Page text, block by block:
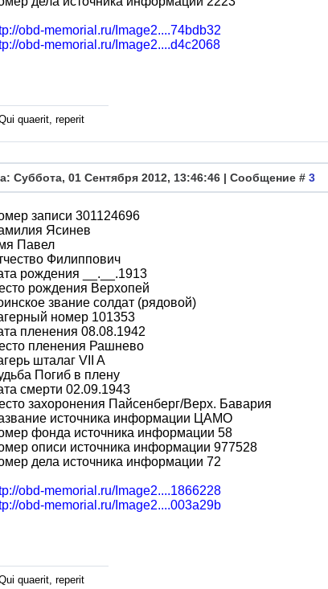
obd-memorial.ru/Image2....74bdb32
obd-memorial.ru/Image2....d4c2068
quaerit, reperit
Суббота, 01 Сентября 2012, 13:46:46 | Сообщение # 3
записи 301124696
Ясинев
Павел
Филиппович
рождения __.__.1913
рождения Верхопей
звание солдат (рядовой)
номер 101353
пленения 08.08.1942
пленения Рашнево
шталаг VII A
Погиб в плену
смерти 02.09.1943
захоронения Пайсенберг/Верх. Бавария
источника информации ЦАМО
фонда источника информации 58
описи источника информации 977528
дела источника информации 72
obd-memorial.ru/Image2....1866228
obd-memorial.ru/Image2....003a29b
quaerit, reperit